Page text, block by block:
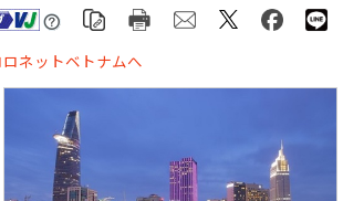
ネットベトナムへ